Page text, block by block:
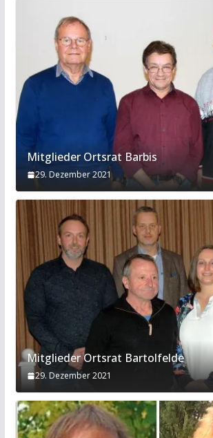
Mitglieder Ortsrat Barbis
29. Dezember 2021
Mitglieder Ortsrat Bartolfelde
29. Dezember 2021